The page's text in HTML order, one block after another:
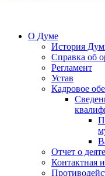
О Думе
История
Справка об
Регламент
Устав
Кадровое
Отчет о
Контактная